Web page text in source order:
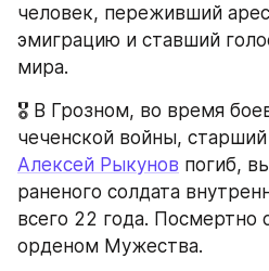
человек, переживший
эмиграцию и ставший
мира.
🎖️ В Грозном, во время
Алексей Рыкунов погиб,
раненого солдата
всего 22 года. Посмертно
орденом Мужества.